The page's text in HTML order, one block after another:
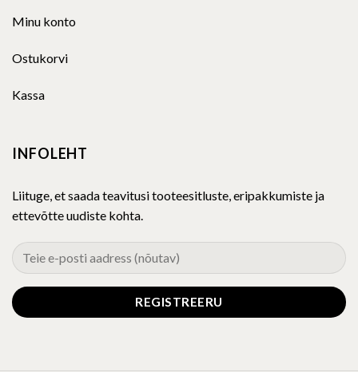
Minu konto
Ostukorvi
Kassa
INFOLEHT
Liituge, et saada teavitusi tooteesitluste, eripakkumiste ja
ettevõtte uudiste kohta.